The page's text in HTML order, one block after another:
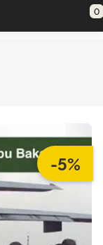
0
-5%